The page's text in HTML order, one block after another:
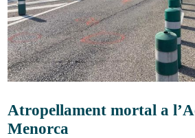
Atropellament mortal a
Menorca